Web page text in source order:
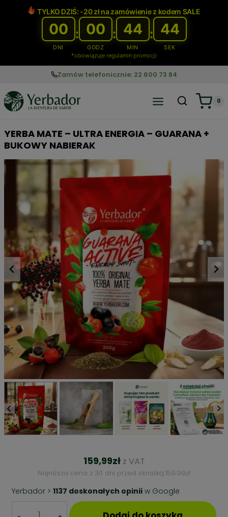
TYLKO DZIŚ: -20 zł na zamówienie z kodem SALE
00
DNI
: 00
GODZ
: 44
MIN
: 43
SEK
*obowiązuje regulamin promocji
Zamów telefonicznie: 22 600 73 84
0
YERBA MATE – ULTRA ENERGIA – GUARANA +
BUKOWY NABIERAK
159,99zł z VAT
Najniższa cena z 30 dni przed obniżką: 159.99zł
Yerbador > 1137 doskonałych opinii w Google